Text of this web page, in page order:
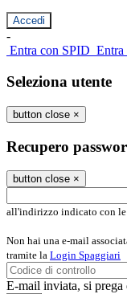
-
Entra con SPID Entra
Seleziona utente
button close ×
Recupero
button close ×
all'indirizzo indicato con le
Non hai una e-mail
tramite la Login Spaggiari
E-mail inviata, si prega